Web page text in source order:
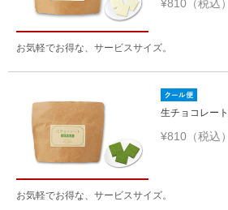
¥810（税込）
お気軽でお得な、サービスサイズ。
生チョコレー
¥810（税込）
お気軽でお得な、サービスサイズ。